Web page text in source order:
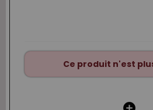
Ce produit n'est